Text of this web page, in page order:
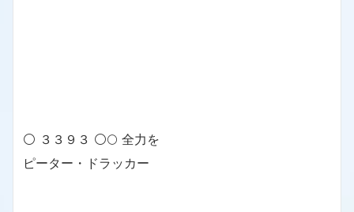
⚪ ３３９３ ⚪🌕 全力を
ピーター・ドラッカー